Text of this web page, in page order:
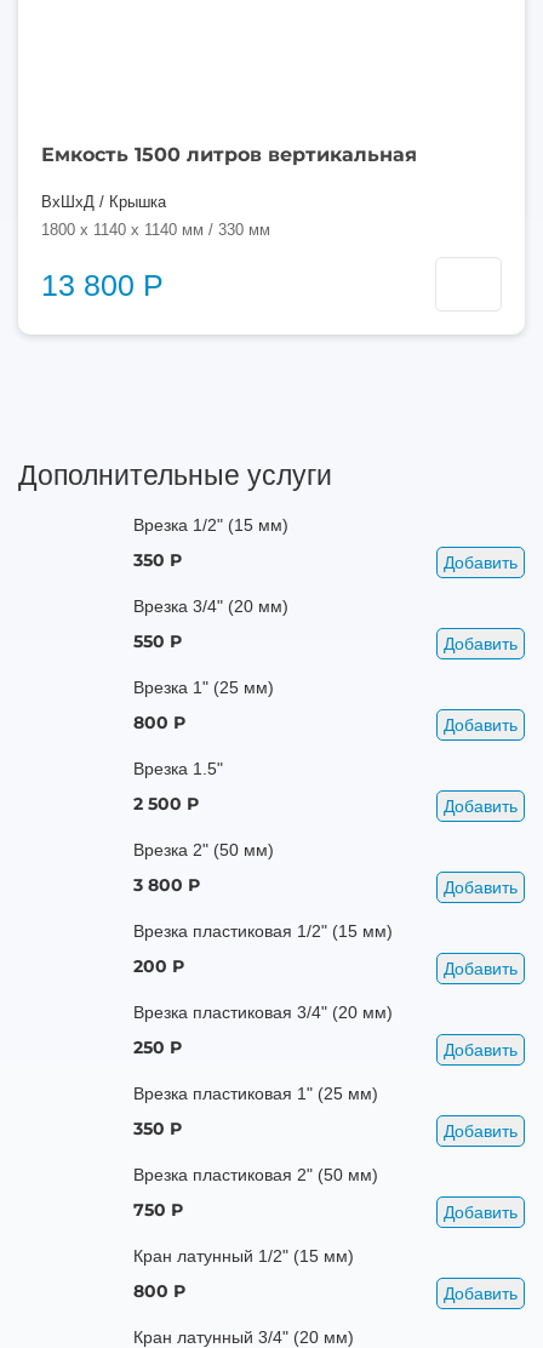
Емкость 1500 литров вертикальная
ВхШхД / Крышка
1800 x 1140 x 1140 мм / 330 мм
13 800 Р
Дополнительные услуги
Врезка 1/2" (15 мм)
350 Р Добавить
Врезка 3/4" (20 мм)
550 Р Добавить
Врезка 1" (25 мм)
800 Р Добавить
Врезка 1.5"
2 500 Р Добавить
Врезка 2" (50 мм)
3 800 Р Добавить
Врезка пластиковая 1/2" (15 мм)
200 Р Добавить
Врезка пластиковая 3/4" (20 мм)
250 Р Добавить
Врезка пластиковая 1" (25 мм)
350 Р Добавить
Врезка пластиковая 2" (50 мм)
750 Р Добавить
Кран латунный 1/2" (15 мм)
800 Р Добавить
Кран латунный 3/4" (20 мм)